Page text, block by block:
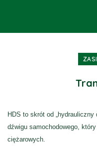
HDS to skrót od
dźwigu samochodowego,
ciężarowych.